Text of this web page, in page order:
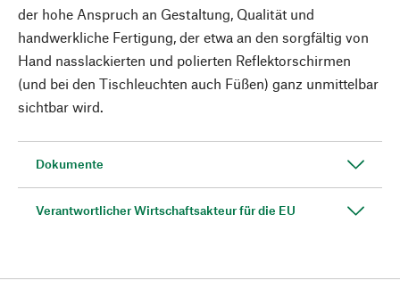
der hohe Anspruch an Gestaltung, Qualität und
handwerkliche Fertigung, der etwa an den sorgfältig von
Hand nasslackierten und polierten Reflektorschirmen
(und bei den Tischleuchten auch Füßen) ganz unmittelbar
sichtbar wird.
Dokumente
Verantwortlicher Wirtschaftsakteur für die EU